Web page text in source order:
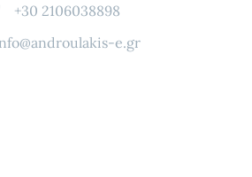
+30 2106038898
e.gr